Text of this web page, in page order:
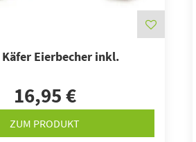
Eierbecher inkl.
16,95 €
ZUM PRODUKT